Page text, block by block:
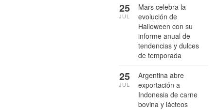
Mars celebra la
evolución de
Halloween con su
informe anual de
tendencias y dulces
de temporada
25
JUL
Argentina abre
exportación a
Indonesia de carne
bovina y lácteos
25
JUL